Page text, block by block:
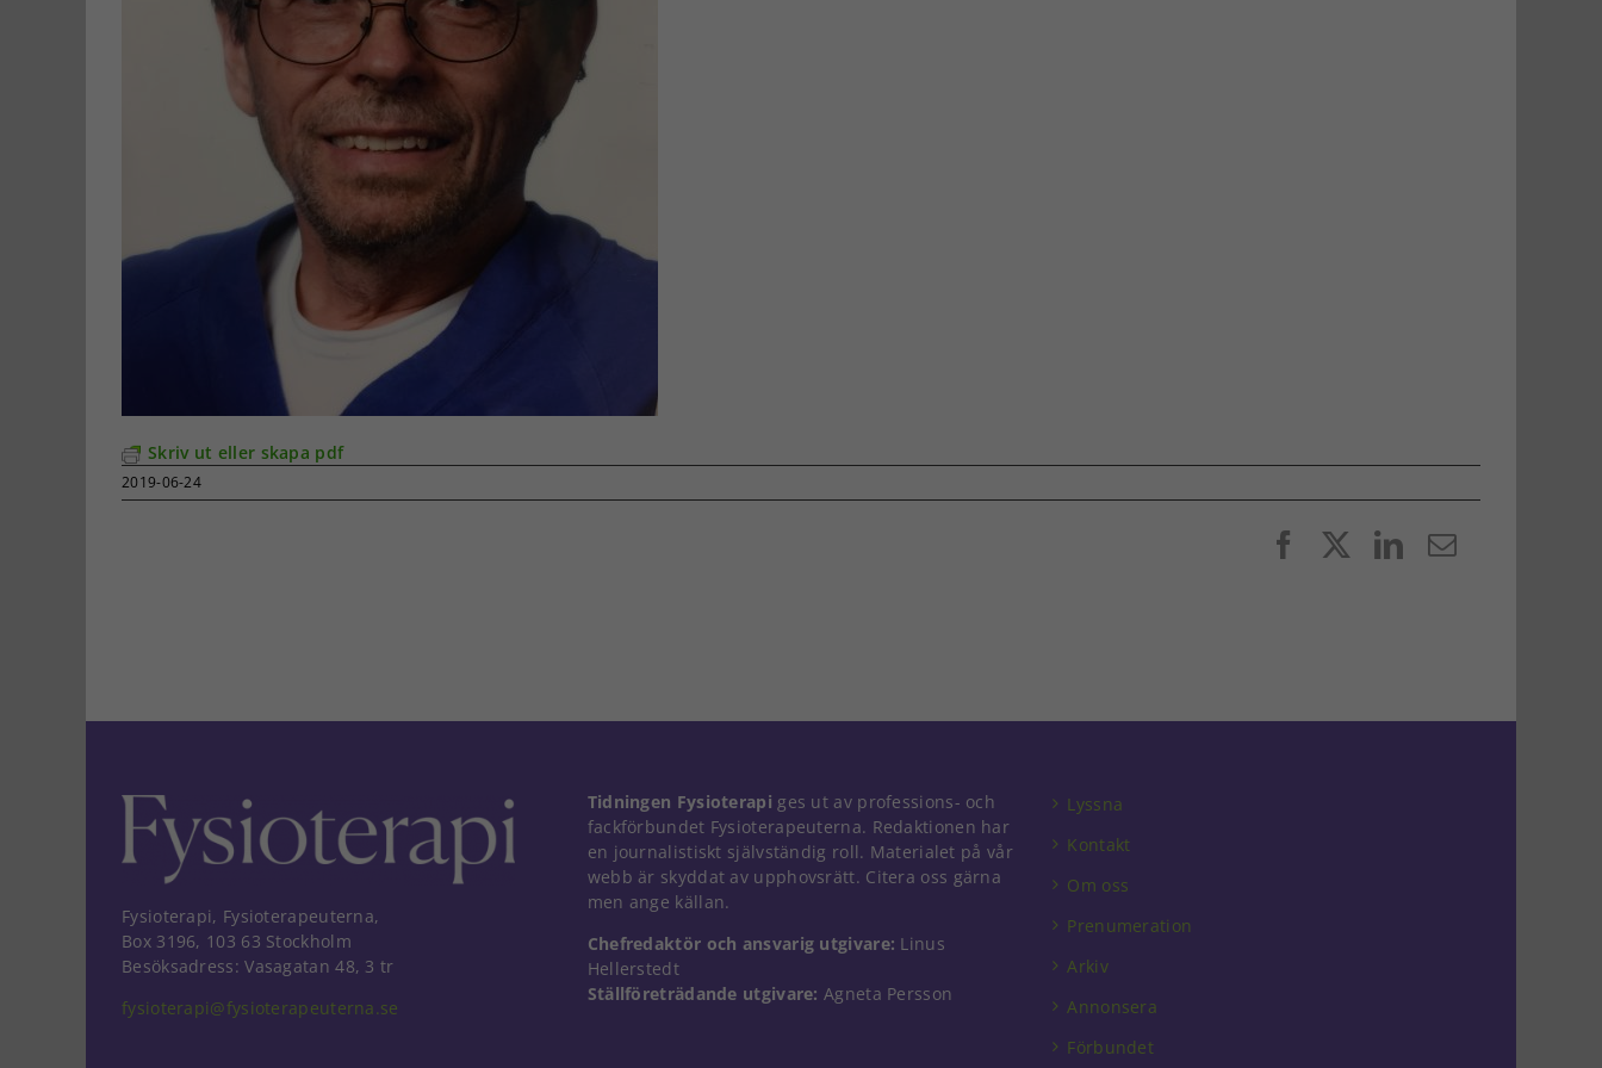
Skriv ut eller skapa pdf
2019-06-24
FacebookLinkedIn
E-
Fysioterapi, Fysioterapeuterna,
Box 3196, 103 63 Stockholm
Besöksadress: Vasagatan 48, 3 tr
fysioterapi@fysioterapeuterna.se
Tidningen Fysioterapi ges ut av professions- och
fackförbundet Fysioterapeuterna. Redaktionen har
en journalistiskt självständig roll. Materialet på vår
webb är skyddat av upphovsrätt. Citera oss gärna
men ange källan.
Chefredaktör och ansvarig utgivare: Linus
Hellerstedt
Ställföreträdande utgivare: Agneta Persson
Lyssna
Kontakt
Om oss
Prenumeration
Arkiv
Annonsera
Förbundet
Nödvändiga
Dessa kakor
går inte att
välja bort. De
behövs för
taget ska